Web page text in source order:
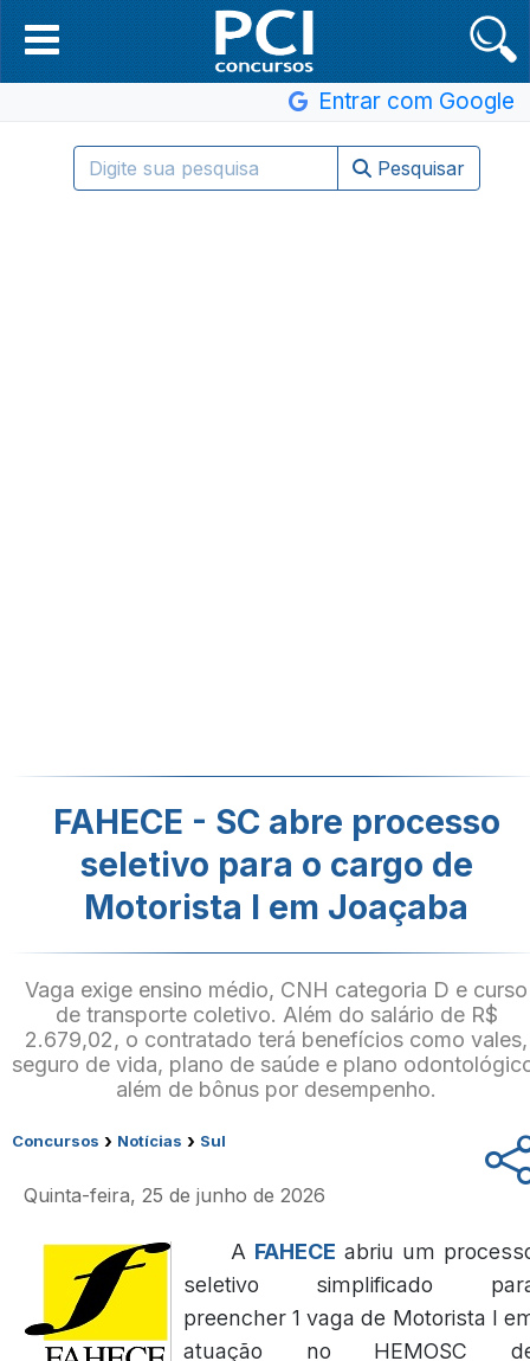
Entrar com Google
Pesquisar
FAHECE - SC abre processo
seletivo para o cargo de
Motorista I em Joaçaba
Vaga exige ensino médio, CNH categoria D e curso
de transporte coletivo. Além do salário de R$
2.679,02, o contratado terá benefícios como vales,
seguro de vida, plano de saúde e plano
além de bônus por desempenho.
Concursos › Notícias › Sul
Quinta-feira, 25 de junho de 2026
A FAHECE abriu um
seletivo simplificado
preencher 1 vaga de Motorista I
atuação no HEMOSC